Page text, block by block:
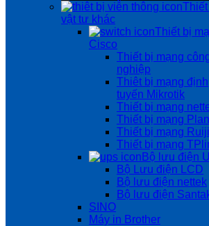
vật tư khác
Thiết bị
Cisco
Thiết bị mạng
nghiệp
Thiêt bị mạng định
tuyến Mikrotik
Thiết bị mạng
Thiết bị mạng
Thiết bị mạng
Thiết bị mạng
Bộ lưu điện
Bộ Lưu điện LCD
Bộ lưu điện nettek
Bộ lưu điện
SINO
Máy in Brother